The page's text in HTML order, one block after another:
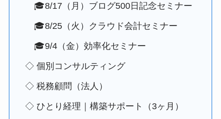
🎓8/17（月）ブログ500日記念セミナー
🎓8/25（火）クラウド会計セミナー
🎓9/4（金）効率化セミナー
◇ 個別コンサルティング
◇ 税務顧問（法人）
◇ ひとり経理｜構築サポート（3ヶ月）